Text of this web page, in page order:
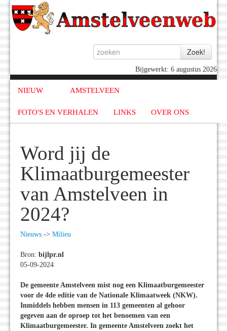
Bijgewerkt: 6 augustus 2026
NIEUW AMSTELVEEN
FOTO'S EN VERHALEN LINKS OVER ONS
Word jij de
Klimaatburgemeester
van Amstelveen in
2024?
Nieuws -> Milieu
Bron: bijlpr.nl
05-09-2024
De gemeente Amstelveen mist nog een Klimaatburgemeester
voor de 4de editie van de Nationale Klimaatweek (NKW).
Inmiddels hebben mensen in 113 gemeenten al gehoor
gegeven aan de oproep tot het benoemen van een
Klimaatburgemeester. In gemeente Amstelveen zoekt het